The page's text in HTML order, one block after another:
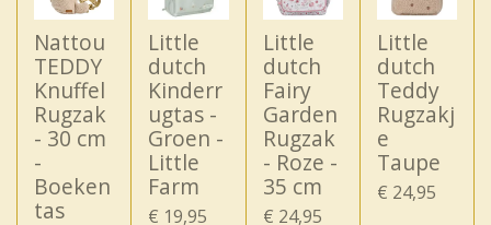
Nattou
TEDDY
Knuffel
Rugzak
- 30 cm
-
Boeken
tas
Little
dutch
Kinderr
ugtas -
Groen -
Little
Farm
€ 19,95
Little
dutch
Fairy
Garden
Rugzak
- Roze -
35 cm
€ 24,95
Little
dutch
Teddy
Rugzakj
e
Taupe
€ 24,95